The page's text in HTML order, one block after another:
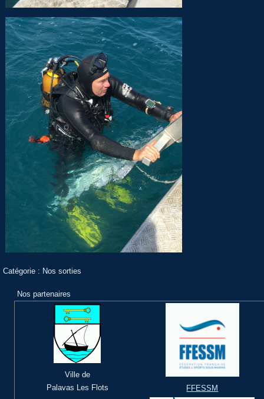
Catégorie : Nos sorties
Nos partenaires
Ville de
Palavas Les Flots
FFESSM